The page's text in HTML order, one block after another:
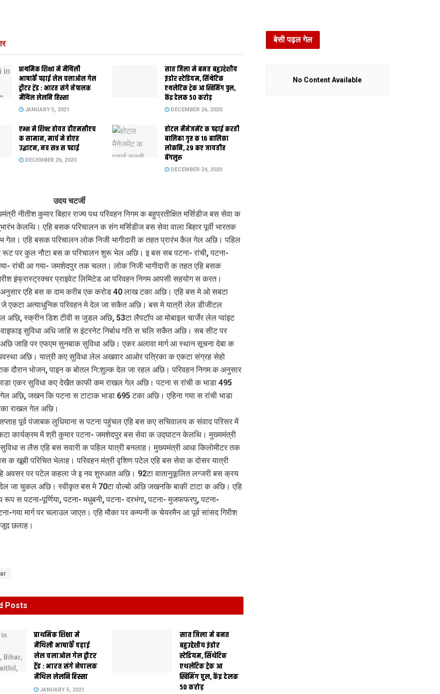
प्राथमिक शि‍क्षा मे मैथि‍ली
भाषाकेँ पढ़ाई लेल चलाओल गेल
ट्वीटर ट्रेंड : भारत संगे नेपालक
मैथिल लेलनि हिस्सा
JANUARY 5, 2021
सात जिला मे बनत बहुउद्देशीय
इंडोर स्‍टेडि‍यम, सिंथेटिक
एथलेटिक ट्रेक आ स्विमिंग पुल,
केंद्र देलक 50 करोड़
DECEMBER 26, 2020
एम्स मे शिफ्ट होयत डीएमसीएच
क सामान, मार्च मे होएत
उद्घाटन, नव सत्र स पढाई
DECEMBER 26, 2020
होटल मैनेजमेंट क पढ़ाई करती
बालिका गृह क 16 बालिका
लोकनि, 29 कए जायतीह
बेंगलुरु
DECEMBER 24, 2020
उदय चटर्जी
नीतीश कुमार बिहार राज्य पथ परिवहन निगम क बहुप्रतीक्षित मर्सिडीज बस सेवा क
केलथि। एहि बसक परिचालन क संग मर्सिडीज बस सेवा वाला बिहार पूर्वी भारतक
गेल। एहि बसक परिचालन लोक निजी भागीदारी क तहत प्रारंभ कैल गेल अछि। पहिल
रूट पर कुल नौटा बस क परिचालन शुरू भेल अछि। इ बस सब पटना- रांची, पटना-
रांची आ गया- जमशेदपुर तक चलत। लोक निजी भागीदारी क तहत एहि बसक
इंफ्रास्ट्रक्चर प्राइवेट लिमिटेड आ परिवहन निगम आपसी सहयोग स करत।
एहि बस क दाम करीब एक करोड 40 लाख टका अछि। एहि बस मे ओ सबटा
जे एकटा अत्‍याधुनिक परिवहन मे देल जा सकैत अछि। बस मे यात्री लेल डीजीटल
अछि, स्‍क्रीन डिश टीवी स जुडल अछि, 53टा लैपटॉप आ मोबाइल चार्जेर लेल प्‍वांइट
सुविधा अधि जाहि स इंटरनेट निर्बाध गति स चलि सकैत अछि। सब सीट पर
जाहि पर एफएम सुनबाक सुविधा अछि। एकर अलावा मार्ग आ स्‍थान सूचना देबा क
अछि। यात्री कए सुविधा लेल अखवार आओर पत्रिका क एकटा संग्रह सेहो
दौरान भोजन, पाइन क बोतल नि:शुल्‍क देल जा रहल अछि। परिवहन निगम क अनुसार
एकर सुविधा कए देखैत काफी कम राखल गेल अछि। पटना स रांची क भाडा 495
अछि, जखन कि पटना स टाटाक भाडा 695 टका अछि। एहिना गया स रांची भाडा
राखल गेल अछि।
पूर्व पंजाबक लुधियाना स पटना पहुंचल एहि बस कए सचिवालय क संवाद परिसर में
कार्यक्रम में श्री कुमार पटना- जमशेदपुर बस सेवा क उद्घाटन केलथि। मुख्यमंत्री
स लैस एहि बस सवारी क पहिल यात्री बनलाह। मुख्यमंत्री आधा किलोमीटर तक
क खूबी परिचित भेलाह। परिवहन मंत्री वृशिण पटेल एहि बस सेवा क दोसर यात्री
अवसर पर पटेल कहला जे इ नव शुरुआत अछि। 92टा वातानुकूलित लग्जरी बस क्रय
जा चुकल अछि। स्‍वीकृत बस मे 70टा वोल्‍बो अछि जखनकि बाकी टाटा क अछि। एहि
स पटना-पूर्णिया, पटना- मधुबनी, पटना- दरभंगा, पटना- मुजफफरपु, पटना-
गया मार्ग पर चलाउल जाएत। एहि मौका पर कम्पनी क चेयरमैन आ पूर्व सांसद गिरीश
छलाह।
Posts
प्राथमिक शि‍क्षा मे
मैथि‍ली भाषाकेँ पढ़ाई
लेल चलाओल गेल ट्वीटर
ट्रेंड : भारत संगे नेपालक
मैथिल लेलनि हिस्सा
JANUARY 5, 2021
सात जिला मे बनत
बहुउद्देशीय इंडोर
स्‍टेडि‍यम, सिंथेटिक
एथलेटिक ट्रेक आ
स्विमिंग पुल, केंद्र देलक
50 करोड़
बेसी पढ़ल गेल
No Content Available